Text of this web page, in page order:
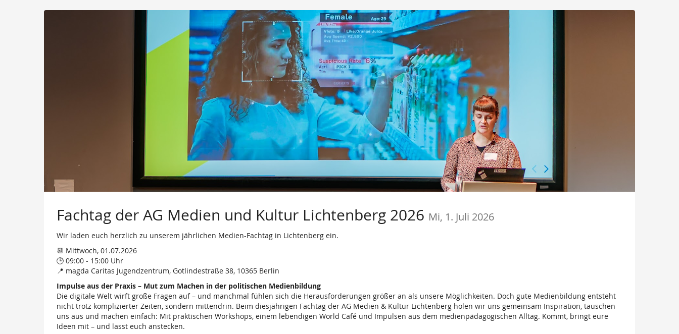
Fachtag der AG Medien und Kultur Lichtenberg 2026 Mi, 1. Juli 2026
Wir laden euch herzlich zu unserem jährlichen Medien-Fachtag in Lichtenberg ein.
📆 Mittwoch, 01.07.2026
🕒 09:00 - 15:00 Uhr
📍 magda Caritas Jugendzentrum, Gotlindestraße 38, 10365 Berlin
Impulse aus der Praxis – Mut zum Machen in der politischen Medienbildung
Die digitale Welt wirft große Fragen auf – und manchmal fühlen sich die Herausforderungen größer an als unsere Möglichkeiten. Doch gute Medienbildung entsteht
nicht trotz komplizierter Zeiten, sondern mittendrin. Beim diesjährigen Fachtag der AG Medien & Kultur Lichtenberg holen wir uns gemeinsam Inspiration, tauschen
uns aus und machen einfach: Mit praktischen Workshops, einem lebendigen World Café und Impulsen aus dem medienpädagogischen Alltag. Kommt, bringt eure
Ideen mit – und lasst euch anstecken.